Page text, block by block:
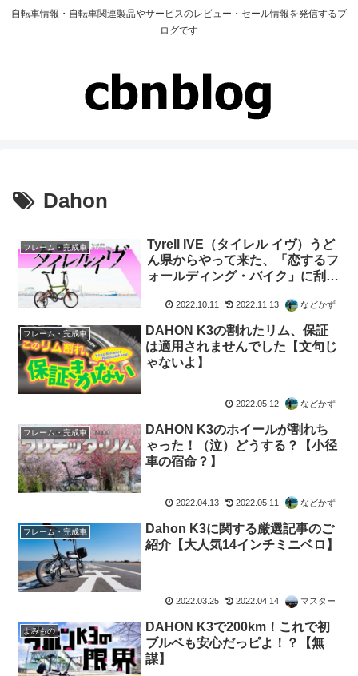
自転車情報・自転車関連製品やサービスのレビュー・セール情報を発信するブ
ログです
Dahon
フレーム・完成車
Tyrell IVE（タイレル イヴ）うど
ん県からやって来た、「恋するフ
ォールディング・バイク」に刮目
2022.10.11 2022.11.13 などかず
フレーム・完成車
DAHON K3の割れたリム、保証
は適用されませんでした【文句じ
ゃないよ】
2022.05.12 などかず
フレーム・完成車
DAHON K3のホイールが割れち
ゃった！（泣）どうする？【小径
車の宿命？】
2022.04.13 2022.05.11 などかず
フレーム・完成車
Dahon K3に関する厳選記事のご
紹介【大人気14インチミニベロ】
2022.03.25 2022.04.14 マスター
よみもの
DAHON K3で200km！これで初
ブルベも安心だっピよ！？【無
謀】